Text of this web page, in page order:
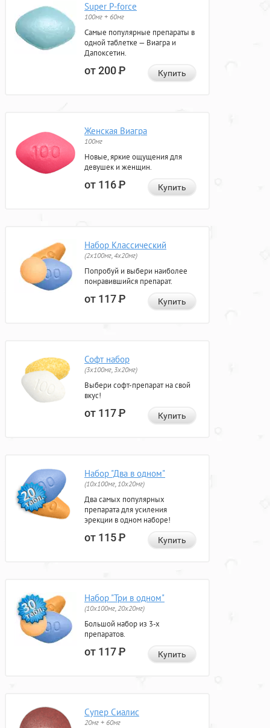
Super P-force
100мг + 60мг
Самые популярные препараты в
одной таблетке — Виагра и
Дапоксетин.
от 200Р Купить
Женская Виагра
100мг
Новые, яркие ощущения для
девушек и женщин.
от 116Р Купить
Набор Классический
(2x100мг, 4x20мг)
Попробуй и выбери наиболее
понравившийся препарат.
от 117Р Купить
Софт набор
(3x100мг, 3x20мг)
Выбери софт-препарат на свой
вкус!
от 117Р Купить
Набор "Два в одном"
(10x100мг, 10x20мг)
Два самых популярных
препарата для усиления
эрекции в одном наборе!
от 115Р Купить
Набор "Три в одном"
(10x100мг, 20x20мг)
Большой набор из 3-х
препаратов.
от 117Р Купить
Супер Сиалис
20мг + 60мг